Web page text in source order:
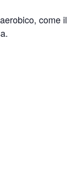
come il